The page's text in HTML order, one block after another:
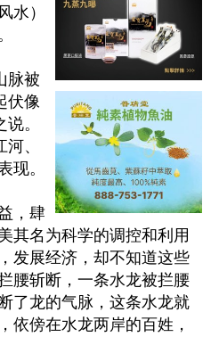
水）
脉被
伏像
。
、
现。
，肆
其名为科学的调控和利用
发展经济，却不知道这些
腰斩断，一条水龙被拦腰
了龙的气脉，这条水龙就
依傍在水龙两岸的百姓，